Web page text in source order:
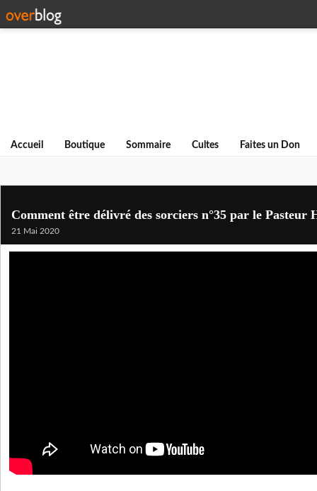
Accueil Boutique Sommaire Cultes Faites un Don
Comment être délivré des sorciers n°35 par le Pasteur
21 Mai 2020